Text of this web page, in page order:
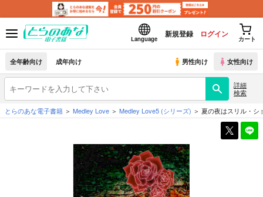
Language
新規登録 ログイン
カート
全年齢向け 成年向け 男性向け 女性向け
詳細
検索
とらのあな電子書籍
Medley Love Medley Love5 (シリーズ) 夏の夜はスリル・シ